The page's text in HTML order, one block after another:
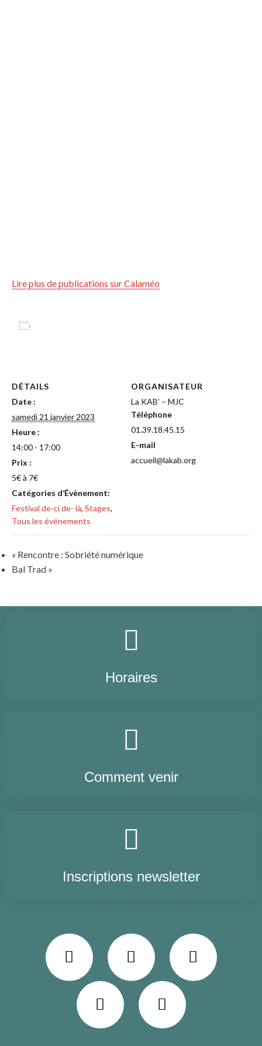
Lire plus de publications sur Calaméo
DÉTAILS
Date :
samedi 21 janvier 2023
Heure :
14:00 - 17:00
Prix :
5€ à 7€
Catégories d’Évènement:
Festival de-ci de- là, Stages,
Tous les événements
ORGANISATEUR
La KAB’ – MJC
Téléphone
01.39.18.45.15
E-mail
accueil@lakab.org
« Rencontre : Sobriété numérique
Bal Trad »
Horaires
Comment venir
Inscriptions newsletter